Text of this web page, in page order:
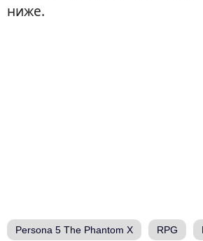
ниже.
Persona 5 The Phantom X RPG